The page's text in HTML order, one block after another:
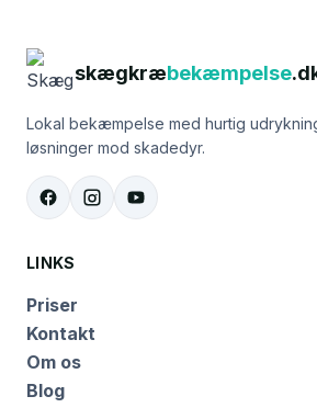
skægkræbekæmpelse
Lokal bekæmpelse med hurtig
løsninger mod skadedyr.
LINKS
Priser
Kontakt
Om os
Blog